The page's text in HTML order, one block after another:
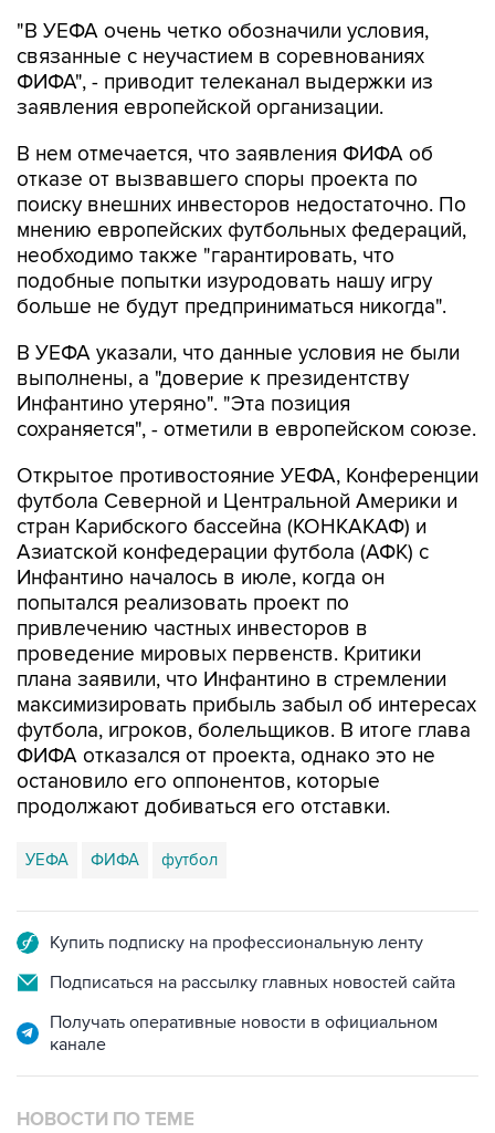
"В УЕФА очень четко обозначили условия,
связанные с неучастием в соревнованиях
ФИФА", - приводит телеканал выдержки из
заявления европейской организации.
В нем отмечается, что заявления ФИФА об
отказе от вызвавшего споры проекта по
поиску внешних инвесторов недостаточно. По
мнению европейских футбольных федераций,
необходимо также "гарантировать, что
подобные попытки изуродовать нашу игру
больше не будут предприниматься никогда".
В УЕФА указали, что данные условия не были
выполнены, а "доверие к президентству
Инфантино утеряно". "Эта позиция
сохраняется", - отметили в европейском союзе.
Открытое противостояние УЕФА, Конференции
футбола Северной и Центральной Америки и
стран Карибского бассейна (КОНКАКАФ) и
Азиатской конфедерации футбола (АФК) с
Инфантино началось в июле, когда он
попытался реализовать проект по
привлечению частных инвесторов в
проведение мировых первенств. Критики
плана заявили, что Инфантино в стремлении
максимизировать прибыль забыл об интересах
футбола, игроков, болельщиков. В итоге глава
ФИФА отказался от проекта, однако это не
остановило его оппонентов, которые
продолжают добиваться его отставки.
УЕФА ФИФА футбол
Купить подписку на профессиональную ленту
Подписаться на рассылку главных новостей сайта
Получать оперативные новости в официальном
канале
НОВОСТИ ПО ТЕМЕ